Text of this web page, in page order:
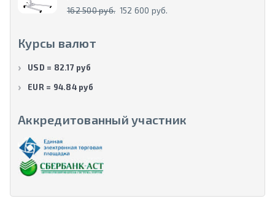
162 500 руб. 152 600 руб.
Курсы валют
USD = 82.17 руб
EUR = 94.84 руб
Аккредитованный участник